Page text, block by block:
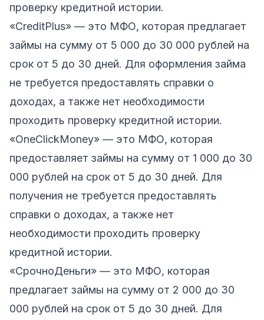
проверку кредитной истории.
«CreditPlus» — это МФО, которая предлагает
займы на сумму от 5 000 до 30 000 рублей на
срок от 5 до 30 дней. Для оформления займа
не требуется предоставлять справки о
доходах, а также нет необходимости
проходить проверку кредитной истории.
«OneClickMoney» — это МФО, которая
предоставляет займы на сумму от 1 000 до 30
000 рублей на срок от 5 до 30 дней. Для
получения не требуется предоставлять
справки о доходах, а также нет
необходимости проходить проверку
кредитной истории.
«СрочноДеньги» — это МФО, которая
предлагает займы на сумму от 2 000 до 30
000 рублей на срок от 5 до 30 дней. Для